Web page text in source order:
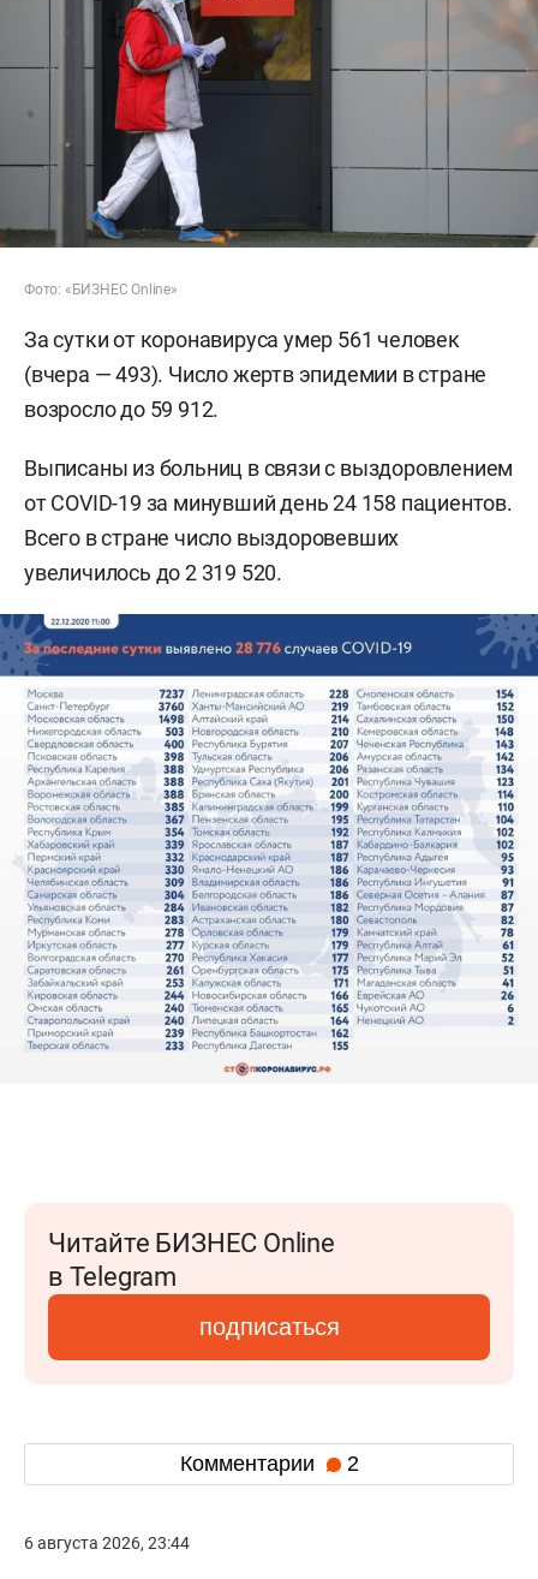
Фото: «БИЗНЕС Online»
За сутки от коронавируса умер 561 человек
(вчера — 493). Число жертв эпидемии в стране
возросло до 59 912.
Выписаны из больниц в связи с выздоровлением
от COVID-19 за минувший день 24 158 пациентов.
Всего в стране число выздоровевших
увеличилось до 2 319 520.
Читайте БИЗНЕС Online
в Telegram
подписаться
Комментарии 2
6 августа 2026, 23:44